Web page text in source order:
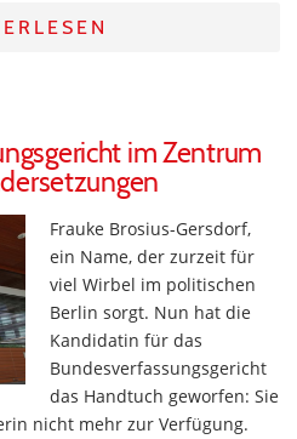
im Zentrum
Frauke Brosius-Gersdorf,
ein Name, der zurzeit für
viel Wirbel im politischen
Berlin sorgt. Nun hat die
Kandidatin für das
Bundesverfassungsgericht
das Handtuch geworfen: Sie
nicht mehr zur Verfügung.